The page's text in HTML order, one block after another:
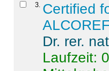
3 Certified
ALCOREF
Dr. rer.
Laufzeit: